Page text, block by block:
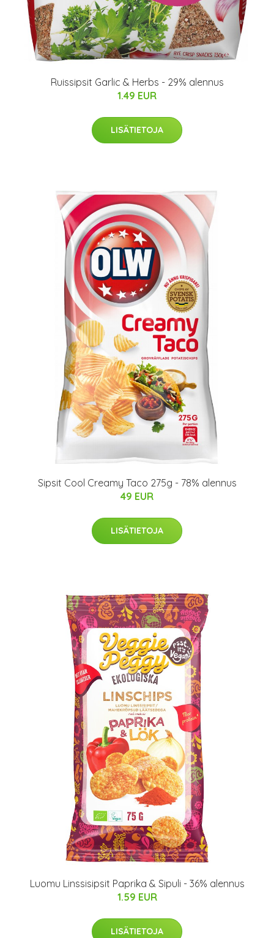
Ruissipsit Garlic & Herbs - 29% alennus
1.49 EUR
LISÄTIETOJA
Sipsit Cool Creamy Taco 275g - 78% alennus
49 EUR
LISÄTIETOJA
Luomu Linssisipsit Paprika & Sipuli - 36% alennus
1.59 EUR
LISÄTIETOJA